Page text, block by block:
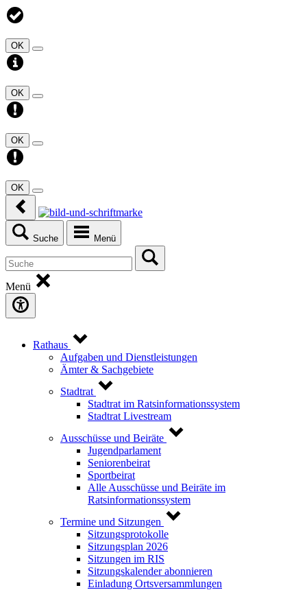
OK
OK
OK
OK
Suche Menü
Menü
Rathaus
Aufgaben und Dienstleistungen
Ämter & Sachgebiete
Stadtrat
Stadtrat im Ratsinformationssystem
Stadtrat Livestream
Ausschüsse und Beiräte
Jugendparlament
Seniorenbeirat
Sportbeirat
Alle Ausschüsse und Beiräte im
Ratsinformationssystem
Termine und Sitzungen
Sitzungsprotokolle
Sitzungsplan 2026
Sitzungen im RIS
Sitzungskalender abonnieren
Einladung Ortsversammlungen